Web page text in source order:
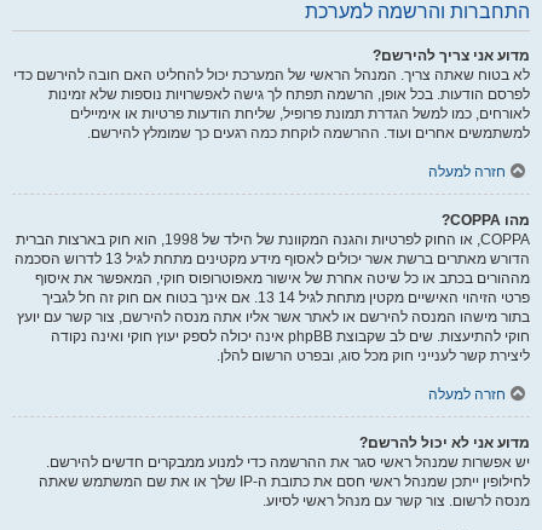
התחברות והרשמה למערכת
מדוע אני צריך להירשם?
לא בטוח שאתה צריך. המנהל הראשי של המערכת יכול להחליט האם חובה להירשם כדי
לפרסם הודעות. בכל אופן, הרשמה תפתח לך גישה לאפשרויות נוספות שלא זמינות
לאורחים, כמו למשל הגדרת תמונת פרופיל, שליחת הודעות פרטיות או אימיילים
למשתמשים אחרים ועוד. ההרשמה לוקחת כמה רגעים כך שמומלץ להירשם.
חזרה למעלה
מהו COPPA?
COPPA, או החוק לפרטיות והגנה המקוונת של הילד של 1998, הוא חוק בארצות הברית
הדורש מאתרים ברשת אשר יכולים לאסוף מידע מקטינים מתחת לגיל 13 לדרוש הסכמה
מההורים בכתב או כל שיטה אחרת של אישור מאפוטרופוס חוקי, המאפשר את איסוף
פרטי הזיהוי האישיים מקטין מתחת לגיל 14 13. אם אינך בטוח אם חוק זה חל לגביך
בתור מישהו המנסה להירשם או לאתר אשר אליו אתה מנסה להירשם, צור קשר עם יועץ
חוקי להתיעצות. שים לב שקבוצת phpBB אינה יכולה לספק יעוץ חוקי ואינה נקודה
ליצירת קשר לענייני חוק מכל סוג, ובפרט הרשום להלן.
חזרה למעלה
מדוע אני לא יכול להרשם?
יש אפשרות שמנהל ראשי סגר את ההרשמה כדי למנוע ממבקרים חדשים להירשם.
לחילופין ייתכן שמנהל ראשי חסם את כתובת ה-IP שלך או את שם המשתמש שאתה
מנסה לרשום. צור קשר עם מנהל ראשי לסיוע.